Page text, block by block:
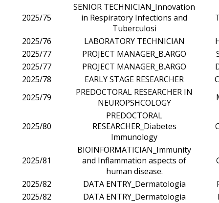
2025/75
SENIOR TECHNICIAN_Innovation
in Respiratory Infections and
Tuberculosi
2025/76 LABORATORY TECHNICIAN
2025/77
PROJECT MANAGER_B.ARGO
2025/77
PROJECT MANAGER_B.ARGO
2025/78
EARLY STAGE RESEARCHER
2025/79
PREDOCTORAL RESEARCHER IN
NEUROPSHCOLOGY
2025/80
PREDOCTORAL
RESEARCHER_Diabetes
Immunology
2025/81
BIOINFORMATICIAN_Immunity
and Inflammation aspects of
human disease.
2025/82 DATA ENTRY_Dermatologia
2025/82
DATA ENTRY_Dermatologia